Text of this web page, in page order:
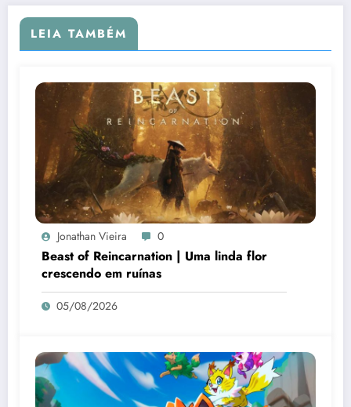
LEIA TAMBÉM
Jonathan Vieira 0
Beast of Reincarnation | Uma linda flor
crescendo em ruínas
05/08/2026